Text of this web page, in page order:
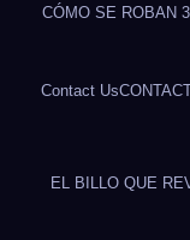
CÓMO SE ROBAN
Contact Us
EL BILLO QUE